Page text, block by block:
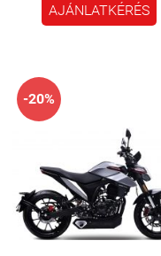
AJÁNLATKÉRÉS
-20%